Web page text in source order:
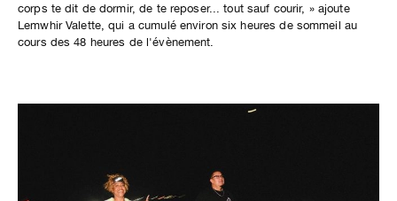
corps te dit de dormir, de te reposer... tout sauf courir, » ajoute
Lemwhir Valette, qui a cumulé environ six heures de sommeil au
cours des 48 heures de l'évènement.